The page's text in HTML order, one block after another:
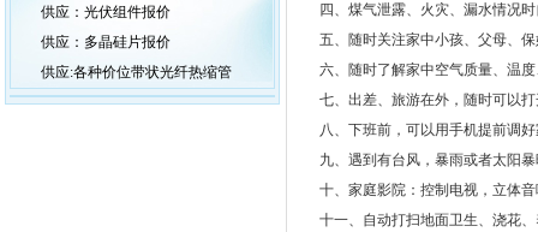
供应：光伏组件报价
供应：多晶硅片报价
供应:各种价位带状光纤热缩管
四、煤气泄露、火灾、漏水情况
五、随时关注家中小孩、父母、
六、随时了解家中空气质量、温
七、出差、旅游在外，随时可以
八、下班前，可以用手机提前调
九、遇到有台风，暴雨或者太阳
十、家庭影院：控制电视，立体
十一、自动打扫地面卫生、浇花